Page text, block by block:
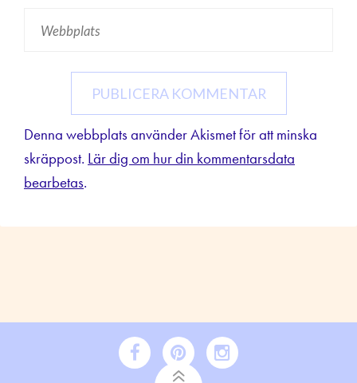
Denna webbplats använder Akismet för att minska
skräppost. Lär dig om hur din kommentarsdata
bearbetas.